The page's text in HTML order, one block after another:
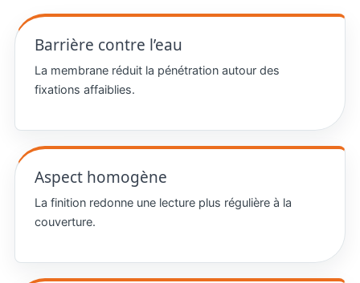
Barrière contre l’eau
La membrane réduit la pénétration autour des
fixations affaiblies.
Aspect homogène
La finition redonne une lecture plus régulière à la
couverture.